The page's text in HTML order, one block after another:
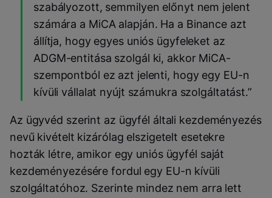
szabályozott, semmilyen előnyt nem jelent
számára a MiCA alapján. Ha a Binance azt
állítja, hogy egyes uniós ügyfeleket az
ADGM-entitása szolgál ki, akkor MiCA-
szempontból ez azt jelenti, hogy egy EU-n
kívüli vállalat nyújt számukra szolgáltatást.”
Az ügyvéd szerint az ügyfél általi kezdeményezés
nevű kivételt kizárólag elszigetelt esetekre
hozták létre, amikor egy uniós ügyfél saját
kezdeményezésére fordul egy EU-n kívüli
szolgáltatóhoz. Szerinte mindez nem arra lett